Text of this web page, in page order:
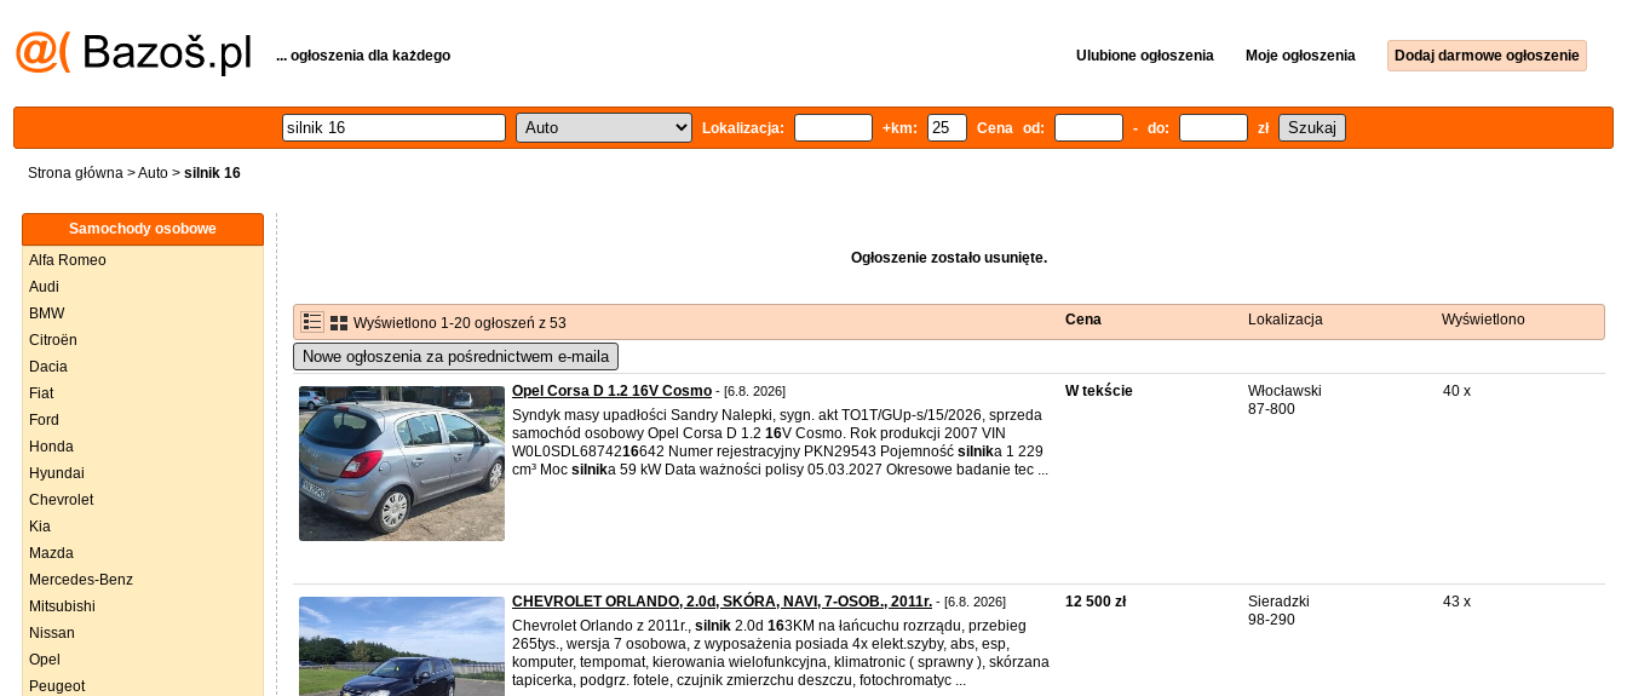
... ogłoszenia dla każdego Ulubione ogłoszenia Moje ogłoszenia Dodaj darmowe ogłoszenie
Lokalizacja: +km: Cena od: - do: zł
Strona główna >Auto > silnik 16
Samochody osobowe
Alfa Romeo
Audi
BMW
Citroën
Dacia
Fiat
Ford
Honda
Hyundai
Chevrolet
Kia
Mazda
Mercedes-Benz
Mitsubishi
Nissan
Opel
Peugeot
Ogłoszenie zostało usunięte.
Wyświetlono 1-20 ogłoszeń z 53 Cena Lokalizacja Wyświetlono
Nowe ogłoszenia za pośrednictwem e-maila
Opel Corsa D 1.2 16V Cosmo - [6.8. 2026]
Syndyk masy upadłości Sandry Nalepki, sygn. akt TO1T/GUp-s/15/2026, sprzeda
samochód osobowy Opel Corsa D 1.2 16V Cosmo. Rok produkcji 2007 VIN
W0L0SDL6874216642 Numer rejestracyjny PKN29543 Pojemność silnika 1 229
cm³ Moc silnika 59 kW Data ważności polisy 05.03.2027 Okresowe badanie tec ...
W tekście
Włocławski
87-800
40 x
CHEVROLET ORLANDO, 2.0d, SKÓRA, NAVI, 7-OSOB., 2011r. - [6.8. 2026]
Chevrolet Orlando z 2011r., silnik 2.0d 163KM na łańcuchu rozrządu, przebieg
265tys., wersja 7 osobowa, z wyposażenia posiada 4x elekt.szyby, abs, esp,
komputer, tempomat, kierowania wielofunkcyjna, klimatronic ( sprawny ), skórzana
tapicerka, podgrz. fotele, czujnik zmierzchu deszczu, fotochromatyc ...
12 500 zł
Sieradzki
98-290
43 x